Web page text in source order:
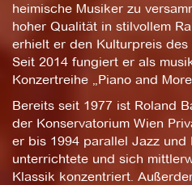
heimische Musiker zu
hoher Qualität in stilvollem
erhielt er den Kulturpreis
Seit 2014 fungiert er als
Konzertreihe „Piano and
Bereits seit 1977 ist Roland
der Konservatorium Wien
er bis 1994 parallel Jazz und
unterrichtete und sich
Klassik konzentriert.